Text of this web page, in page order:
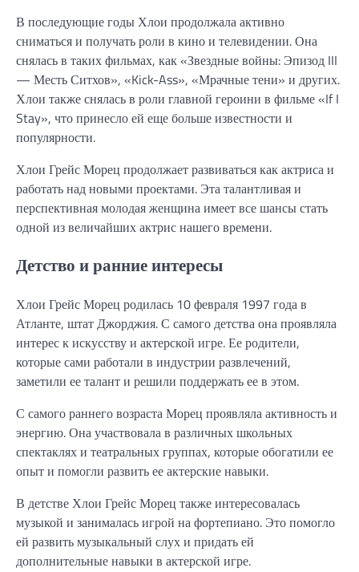
В последующие годы Хлои продолжала активно
сниматься и получать роли в кино и телевидении. Она
снялась в таких фильмах, как «Звездные войны: Эпизод III
— Месть Ситхов», «Kick-Ass», «Мрачные тени» и других.
Хлои также снялась в роли главной героини в фильме «If I
Stay», что принесло ей еще больше известности и
популярности.
Хлои Грейс Морец продолжает развиваться как актриса и
работать над новыми проектами. Эта талантливая и
перспективная молодая женщина имеет все шансы стать
одной из величайших актрис нашего времени.
Детство и ранние интересы
Хлои Грейс Морец родилась 10 февраля 1997 года в
Атланте, штат Джорджия. С самого детства она проявляла
интерес к искусству и актерской игре. Ее родители,
которые сами работали в индустрии развлечений,
заметили ее талант и решили поддержать ее в этом.
С самого раннего возраста Морец проявляла активность и
энергию. Она участвовала в различных школьных
спектаклях и театральных группах, которые обогатили ее
опыт и помогли развить ее актерские навыки.
В детстве Хлои Грейс Морец также интересовалась
музыкой и занималась игрой на фортепиано. Это помогло
ей развить музыкальный слух и придать ей
дополнительные навыки в актерской игре.